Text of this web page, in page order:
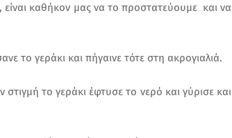
είναι καθήκον μας να το προστατεύουμε και να
το γεράκι και πήγαινε τότε στη ακρογιαλιά.
στιγμή το γεράκι έφτυσε το νερό και γύρισε και